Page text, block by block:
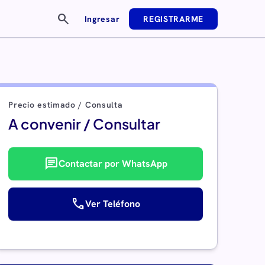
search Ingresar REGISTRARME
Precio estimado / Consulta
A convenir / Consultar
chatContactar por WhatsApp
callVer Teléfono